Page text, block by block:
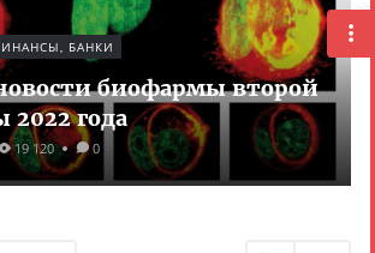
БАНКИ
биофармы второй
года
19 120 0